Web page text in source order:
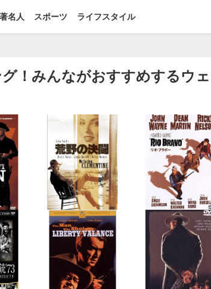
名人 スポーツ ライフスタイル
グ！みんながおすすめするウ